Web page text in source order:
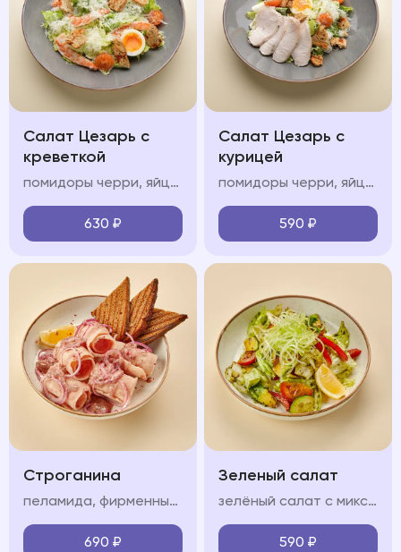
Салат Цезарь с
креветкой
помидоры черри, яйцо всмятку, креветки, соус «цезарь», зерновые крутоны
630 ₽
Салат Цезарь с
курицей
помидоры черри, яйцо всмятку, курица, соус «цезарь», зерновые крутоны
590 ₽
Строганина
пеламида, фирменный соус, красный лук, лимон, тост из черного хлеба
690 ₽
Зеленый салат
зелёный салат с миксом салата, огурцом, болгарским перцем, сельдереем, авокадо, черри и соусом песто
590 ₽